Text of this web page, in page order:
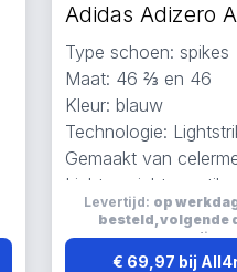
Type schoen: spikes
Maat: 46 ⅔ en 46
Kleur: blauw
Technologie:
Gemaakt van
Lichtgewicht,
ademend
Levertijd: op
besteld, volgende
verzending:
€ 69,97 bij